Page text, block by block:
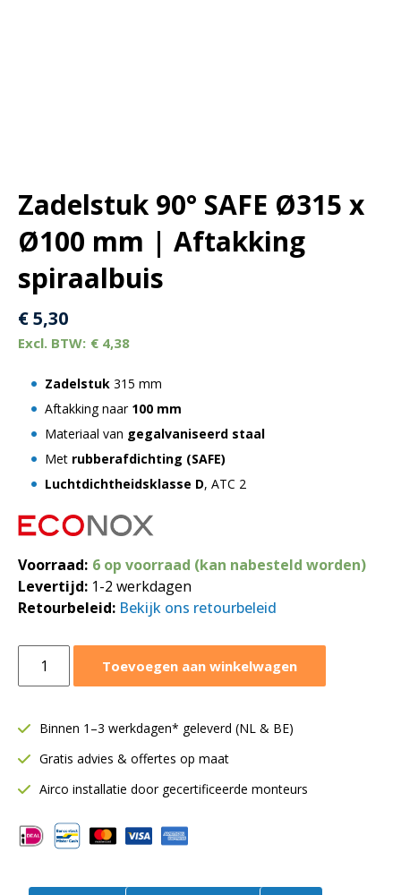
Zadelstuk 90° SAFE Ø315 x
Ø100 mm | Aftakking
spiraalbuis
€5,30
€ 4,38
Zadelstuk 315 mm
Aftakking naar 100 mm
Materiaal van gegalvaniseerd staal
Met rubberafdichting (SAFE)
Luchtdichtheidsklasse D, ATC 2
Voorraad: 6 op voorraad (kan nabesteld worden)
Levertijd: 1-2 werkdagen
Retourbeleid: Bekijk ons retourbeleid
Ø315
Ø100
mm
Aftakking
spiraalbuis
Toevoegen aan winkelwagen
Binnen 1–3 werkdagen* geleverd (NL & BE)
Gratis advies & offertes op maat
Airco installatie door gecertificeerde monteurs